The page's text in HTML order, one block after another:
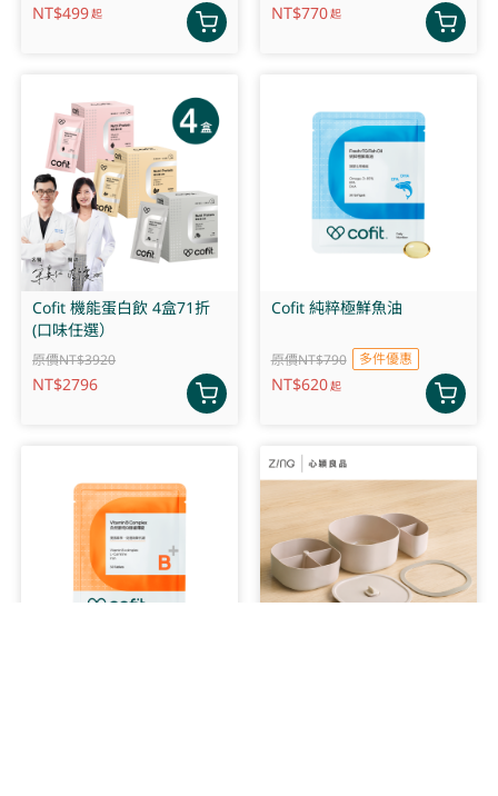
NT$499起 NT$770起
Cofit 機能蛋白飲 4盒71折
(口味任選）
原價NT$3920
NT$2796
Cofit 純粹極鮮魚油
原價NT$790 多件優惠
NT$620起